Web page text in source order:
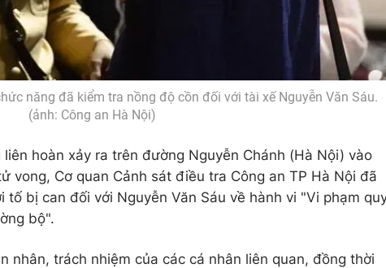
năng đã kiểm tra nồng độ cồn đối với tài xế Nguyễn Văn Sáu.
(ảnh: Công an Hà Nội)
hoàn xảy ra trên đường Nguyễn Chánh (Hà Nội) vào
vong, Cơ quan Cảnh sát điều tra Công an TP Hà Nội đã
bị can đối với Nguyễn Văn Sáu về hành vi "Vi phạm
bộ".
nhân, trách nhiệm của các cá nhân liên quan, đồng thời